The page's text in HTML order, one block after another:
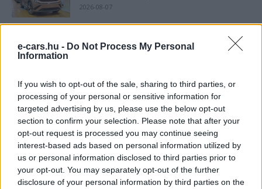
e-cars.hu - Do Not Process My Personal
Information
If you wish to opt-out of the sale, sharing to third parties, or
processing of your personal or sensitive information for
targeted advertising by us, please use the below opt-out
section to confirm your selection. Please note that after your
opt-out request is processed you may continue seeing
interest-based ads based on personal information utilized by
us or personal information disclosed to third parties prior to
your opt-out. You may separately opt-out of the further
disclosure of your personal information by third parties on the
2026-08-07
97,6 százalékon áll Norvégia villanyautó-
aránya – közben átrendeződött a márkák
A BYD hat szabadalommal készül a 2027-es
szilárdtest-akkumulátor-áttörésre
2026-08-08
Tesla: visszatért a régi árazás a magyar
Supercharger-hálózaton